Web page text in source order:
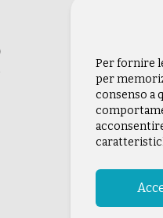
Per fornire
per
consenso a